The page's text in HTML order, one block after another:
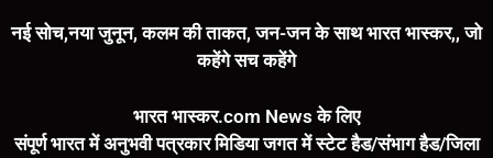
नई सोच,नया जुनून, कलम की ताकत, जन-जन के साथ भारत भास्कर,, जो
कहेंगे सच कहेंगे
भारत भास्कर.com News के लिए
संपूर्ण भारत में अनुभवी पत्रकार मिडिया जगत में स्टेट हैड/संभाग हैड/जिला